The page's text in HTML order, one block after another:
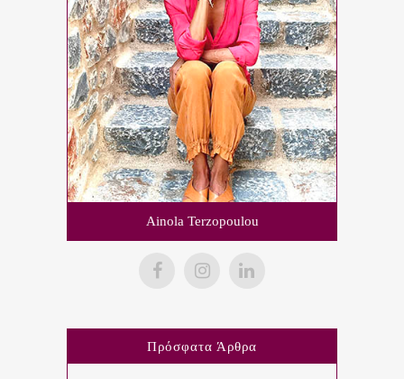
Ainola Terzopoulou
Πρόσφατα Άρθρα